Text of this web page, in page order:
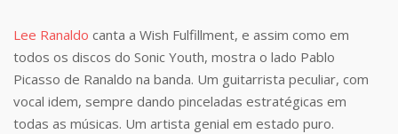
Lee Ranaldo canta a Wish Fulfillment, e assim como em
todos os discos do Sonic Youth, mostra o lado Pablo
Picasso de Ranaldo na banda. Um guitarrista peculiar, com
vocal idem, sempre dando pinceladas estratégicas em
todas as músicas. Um artista genial em estado puro.